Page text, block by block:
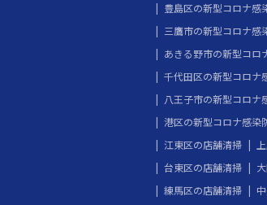
豊島区の新型コロナ感
三鷹市の新型コロナ感
あきる野市の新型コロ
千代田区の新型コロナ
八王子市の新型コロナ
港区の新型コロナ感染
江東区の店舗清掃
台東区の店舗清掃
練馬区の店舗清掃